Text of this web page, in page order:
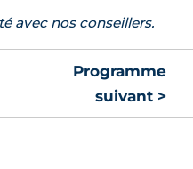
avec nos conseillers.
Programme
suivant >